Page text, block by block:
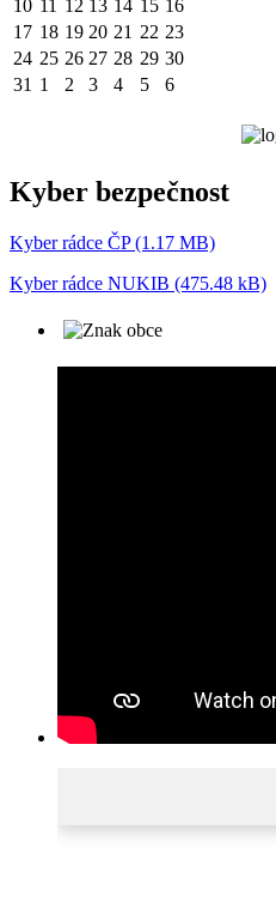
10 11 12 13 14 15 16
17 18 19 20 21 22 23
24 25 26 27 28 29 30
31 1 2 3 4 5 6
Kyber bezpečnost
Kyber rádce ČP (1.17 MB)
Kyber rádce NUKIB (475.48 kB)